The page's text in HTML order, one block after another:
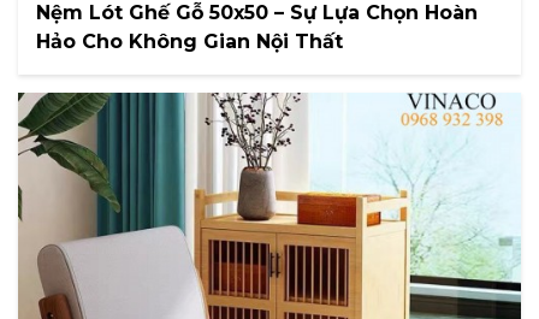
Nệm Lót Ghế Gỗ 50x50 – Sự Lựa Chọn Hoàn
Hảo Cho Không Gian Nội Thất